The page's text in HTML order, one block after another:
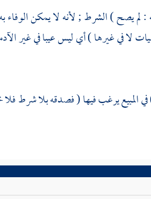
يصح ) الشرط ; لأنه لا يمكن الوفاء
لا في غيرها ) أي ليس عيبا في غير
المبيع يرغب فيها ( فصدقه بلا شرط فلا